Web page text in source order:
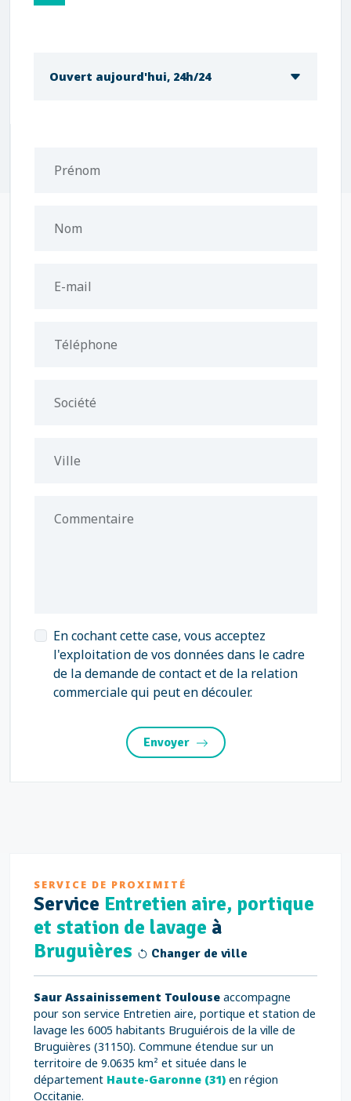
Ouvert aujourd'hui, 24h/24
Prénom
Nom
E-mail
Téléphone
Société
Ville
Commentaire
En cochant cette case, vous acceptez
l'exploitation de vos données dans le cadre
de la demande de contact et de la relation
commerciale qui peut en découler.
Envoyer
SERVICE DE PROXIMITÉ
Service Entretien aire, portique
et station de lavage à
Bruguières
Changer de ville
Saur Assainissement Toulouse accompagne
pour son service Entretien aire, portique et station de
lavage les 6005 habitants Bruguiérois de la ville de
Bruguières (31150). Commune étendue sur un
territoire de 9.0635 km² et située dans le
département Haute-Garonne (31) en région
Occitanie.